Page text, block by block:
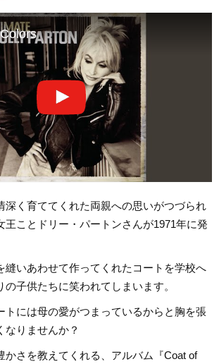
深く育ててくれた両親への思いがつづられ
王ことドリー・パートンさんが1971年に発
縫いあわせて作ってくれたコートを学校へ
子供たちに笑われてしまいます。
トには母の愛がつまっているからと胸を張
なりませんか？
かさを教えてくれる、アルバム『Coat of